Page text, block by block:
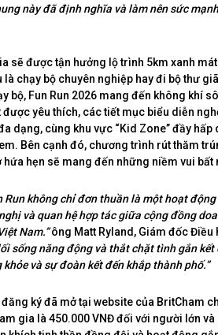
này đã định nghĩa và làm nên sức
sẽ được tận hưởng lộ trình 5km xanh
là chạy bộ chuyên nghiệp hay đi bộ thư
bộ, Fun Run 2026 mang đến không khí
được yêu thích, các tiết mục biểu diễn
dạng, cùng khu vực “Kid Zone” đầy
Bên cạnh đó, chương trình rút thăm
hứa hẹn sẽ mang đến những niềm vui
Run không chỉ đơn thuần là một hoạt
và quan hệ hợp tác giữa cộng đồng
Nam.”ông Matt Ryland, Giám đốc Điều
sống năng động và thắt chặt tình gắn
và sự đoàn kết đến khắp thành phố.”
đăng ký đã mở tại website của BritCham
gia là 450.000 VNĐ đối với người lớn